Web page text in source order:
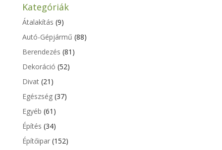
Kategóriák
Átalakítás (9)
Autó-Gépjármű (88)
Berendezés (81)
Dekoráció (52)
Divat(21)
Egészség(37)
Egyéb (61)
Építés (34)
Építőipar(152)